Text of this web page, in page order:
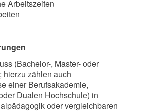
Arbeitszeiten
(Bachelor-, Master- oder
hierzu zählen auch
einer Berufsakademie,
Dualen Hochschule) in
oder vergleichbaren